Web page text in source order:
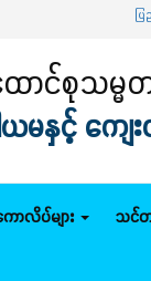
ပြည်ထောင်စုဝန်
ောင်စုသမ္မ
မနှင့် ကျေး
လိပ်များ သင်တ